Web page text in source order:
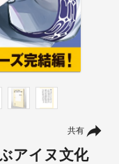
共有
アイヌ文化